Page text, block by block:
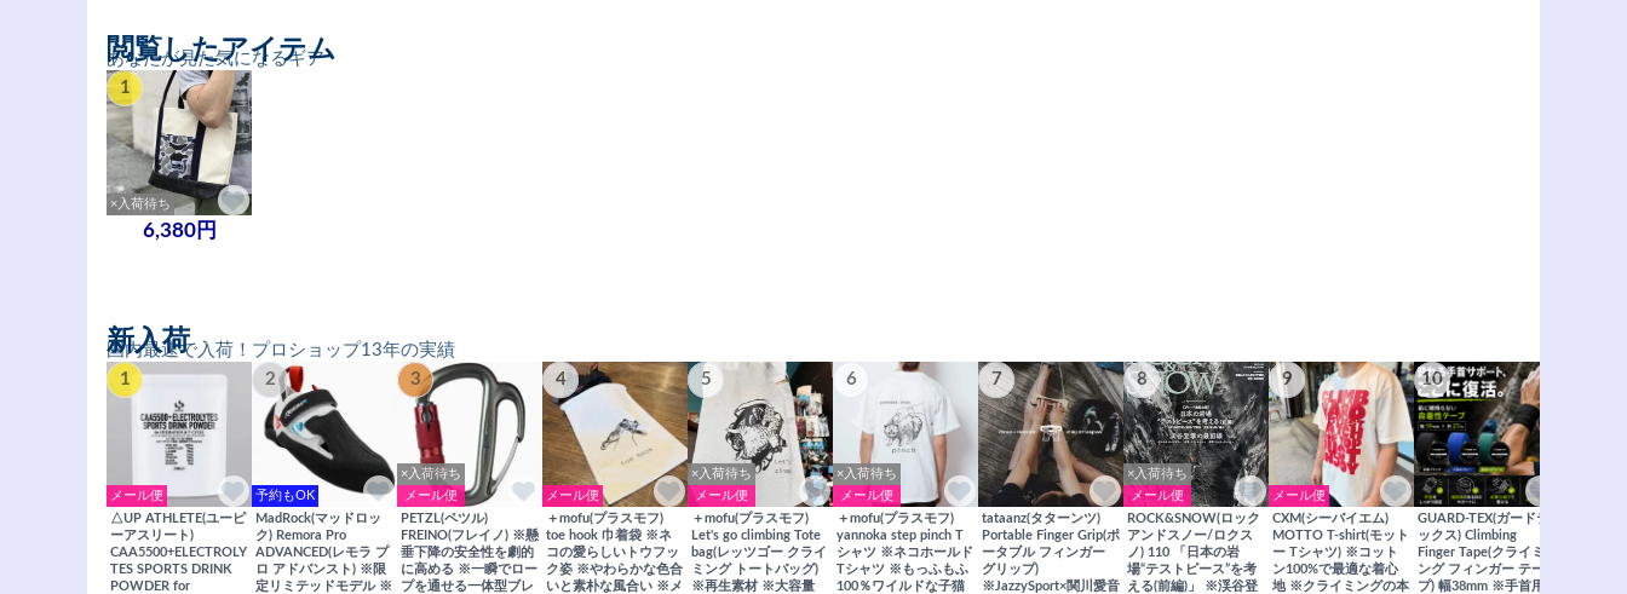
あなたが見た気になるギア
閲覧したアイテム
1
×入荷待ち
6,380円
国内最速で入荷！プロショップ13年の実績
新入荷
1
メール便
△UP ATHLETE(ユーピ
ーアスリート)
CAA5500+ELECTROLY
TES SPORTS DRINK
POWDER for
2
予約もOK
MadRock(マッドロッ
ク) Remora Pro
ADVANCED(レモラ プ
ロ アドバンスト) ※限
定リミテッドモデル ※
3
×入荷待ち
メール便
PETZL(ペツル)
FREINO(フレイノ) ※懸
垂下降の安全性を劇的
に高める ※一瞬でロー
プを通せる一体型ブレ
4
メール便
＋mofu(プラスモフ)
toe hook 巾着袋 ※ネ
コの愛らしいトウフッ
ク姿 ※やわらかな色合
いと素朴な風合い ※メ
5
×入荷待ち
メール便
＋mofu(プラスモフ)
Let's go climbing Tote
bag(レッツゴー クライ
ミング トートバッグ)
※再生素材 ※大容量
6
×入荷待ち
メール便
＋mofu(プラスモフ)
yannoka step pinch T
シャツ ※ネコホールド
Tシャツ ※もっふもふ
100％ワイルドな子猫
7
tataanz(タターンツ)
Portable Finger Grip(ポ
ータブル フィンガー
グリップ)
※JazzySport×関川愛音
8
×入荷待ち
メール便
ROCK&SNOW(ロック
アンドスノー/ロクス
ノ) 110 「日本の岩
場“テストピース”を考
える(前編)」 ※渓谷登
9
メール便
CXM(シーバイエム)
MOTTO T-shirt(モット
ー Tシャツ) ※コット
ン100%で最適な着心
地 ※クライミングの本
10
GUARD-TEX(ガードテ
ックス) Climbing
Finger Tape(クライミ
ング フィンガー テー
プ) 幅38mm ※手首用